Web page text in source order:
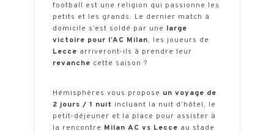
football est une religion qui passionne les
petits et les grands. Le dernier match à
domicile s’est soldé par une large
victoire pour l’AC Milan, les joueurs de
Lecce arriveront-ils à prendre leur
revanche cette saison ?
Hémisphères vous propose un voyage de
2 jours / 1 nuit incluant la nuit d’hôtel, le
petit-déjeuner et la place pour assister à
la rencontre Milan AC vs Lecce au stade